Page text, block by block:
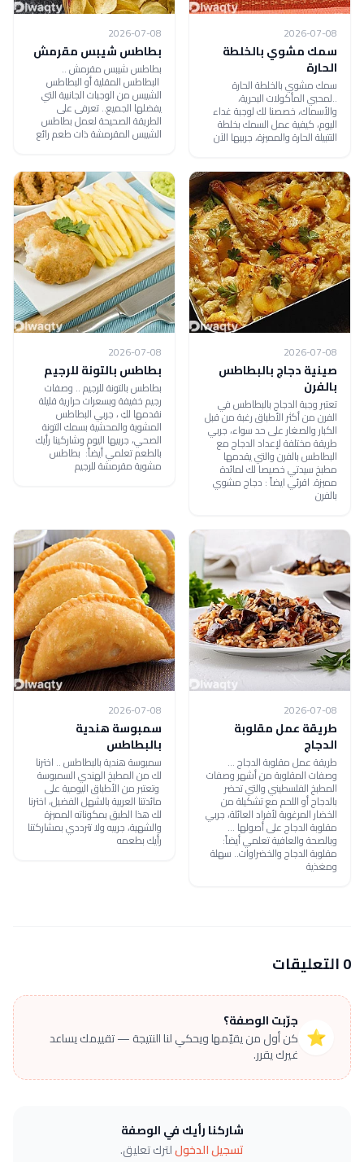
2026-07-08
سمك مشوي بالخلطة
الحارة
سمك مشوي بالخلطة الحارة
..لمحبي المأكولات البحرية،
والأسماك، خصصنا لك لوجبة غداء
اليوم، كيفية عمل السمك بخلطة
التتبيلة الحارة والمميزة، جربيها الآن
2026-07-08
بطاطس شيبس مقرمش
بطاطس شيبس مقرمش ..
البطاطس المقلية أو البطاطس
الشيبس من الوجبات الجانبية التي
يفضلها الجميع.. تعرفى على
الطريقة الصحيحة لعمل بطاطس
الشيبس المقرمشة ذات طعم رائع
2026-07-08
صينية دجاج بالبطاطس
بالفرن
تعتبر وجبة الدجاج بالبطاطس في
الفرن من أكثر الأطباق رغبة من قبل
الكبار والصغار على حد سواء، جربي
طريقة مختلفة لإعداد الدجاج مع
البطاطس بالفرن والتي يقدمها
مطبخ سيدتي خصيصا لك لمائدة
مميزة. اقرئي ايضاً : دجاج مشوي
بالفرن
2026-07-08
بطاطس بالتونة للرجيم
بطاطس بالتونة للرجيم .. وصفات
رجيم خفيفة وبسعرات حرارية قليلة
نقدمها لكِ ، جربي البطاطس
المشوية والمحشية بسمك التونة
الصحي، جربيها اليوم وشاركينا رأيك
بالطعم تعلمي أيضاً: بطاطس
مشوية مقرمشة للرجيم
2026-07-08
طريقة عمل مقلوبة
الدجاج
طريقة عمل مقلوبة الدجاج ...
وصفات المقلوبة من أشهر وصفات
المطبخ الفلسطيني والتي تحضر
بالدجاج أو اللحم مع تشكيلة من
الخضار المرغوبة لأفراد العائلة، جربي
مقلوبة الدجاج على أصولها ...
وبالصحة والعافية تعلمي أيضاً:
مقلوبة الدجاج والخضراوات.. سهلة
ومغذية
2026-07-08
سمبوسة هندية
بالبطاطس
سمبوسة هندية بالبطاطس .. اخترنا
لك من المطبخ الهندي السمبوسة
وتعتبر من الأطباق اليومية على
مائدتنا العربية بالشهل الفضيل، اخترنا
لك هذا الطبق بمكوناته المميزة
والشهية، جربيه ولا تترددي بمشاركتنا
رأيك بطعمه
0 التعليقات
⭐
جرّبت الوصفة؟
كن أول من يقيّمها ويحكي لنا النتيجة — تقييمك يساعد
غيرك يقرر.
شاركنا رأيك في الوصفة
تسجيل الدخوللترك تعليق.